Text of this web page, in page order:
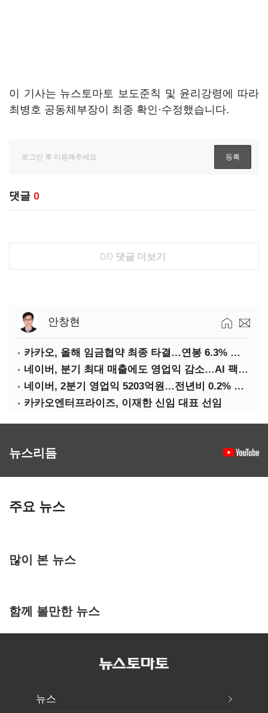
이 기사는 뉴스토마토 보도준칙 및 윤리강령에 따라
최병호 공동체부장이 최종 확인·수정했습니다.
댓글 0
0/0 댓글 더보기
안창현
카카오, 올해 임금협약 최종 타결…연봉 6.3% 인상·격려금 300만원
네이버, 분기 최대 매출에도 영업익 감소…AI 팩토리 속도
네이버, 2분기 영업익 5203억원…전년비 0.2% 감소
카카오엔터프라이즈, 이재한 신임 대표 선임
뉴스리듬
주요 뉴스
많이 본 뉴스
함께 볼만한 뉴스
뉴스